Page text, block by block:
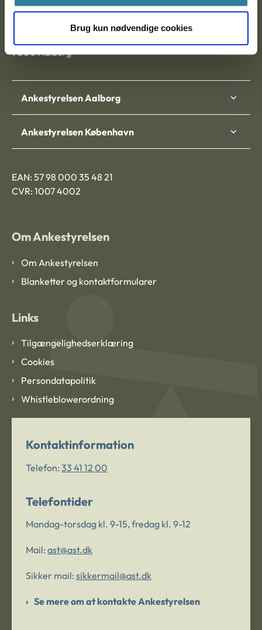
Brug kun nødvendige cookies
Postadresse:
9000 Aalborg
Ankestyrelsen Aalborg
Ankestyrelsen København
EAN: 57 98 000 35 48 21
CVR: 1007 4002
Om Ankestyrelsen
Om Ankestyrelsen
Blanketter og kontaktformularer
Links
Tilgængelighedserklæring
Cookies
Persondatapolitik
Whistleblowerordning
Kontaktinformation
Telefon: 33 41 12 00
Telefontider
Mandag-torsdag kl. 9-15, fredag kl. 9-12
Mail: ast@ast.dk
Sikker mail: sikkermail@ast.dk
Se mere om at kontakte Ankestyrelsen